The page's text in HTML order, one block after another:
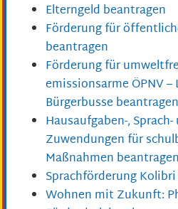
Elterngeld beantragen
Förderung für
beantragen
Förderung für
emissionsarme ÖPNV
Bürgerbusse beantragen
Hausaufgaben-,
Zuwendungen für
Maßnahmen beantragen
Sprachförderung
Wohnen mit Zukunft: